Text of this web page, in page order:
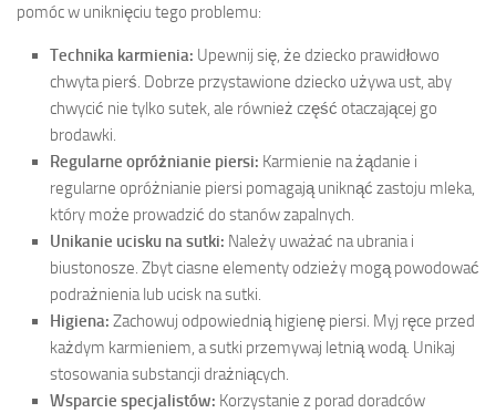
pomóc w uniknięciu tego problemu:
Technika karmienia: Upewnij się, że dziecko prawidłowo
chwyta pierś. Dobrze przystawione dziecko używa ust, aby
chwycić nie tylko sutek, ale również część otaczającej go
brodawki.
Regularne opróżnianie piersi: Karmienie na żądanie i
regularne opróżnianie piersi pomagają uniknąć zastoju mleka,
który może prowadzić do stanów zapalnych.
Unikanie ucisku na sutki: Należy uważać na ubrania i
biustonosze. Zbyt ciasne elementy odzieży mogą powodować
podrażnienia lub ucisk na sutki.
Higiena: Zachowuj odpowiednią higienę piersi. Myj ręce przed
każdym karmieniem, a sutki przemywaj letnią wodą. Unikaj
stosowania substancji drażniących.
Wsparcie specjalistów: Korzystanie z porad doradców